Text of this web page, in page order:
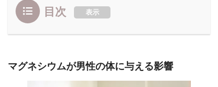
目次 表示
マグネシウムが男性の体に与える影響